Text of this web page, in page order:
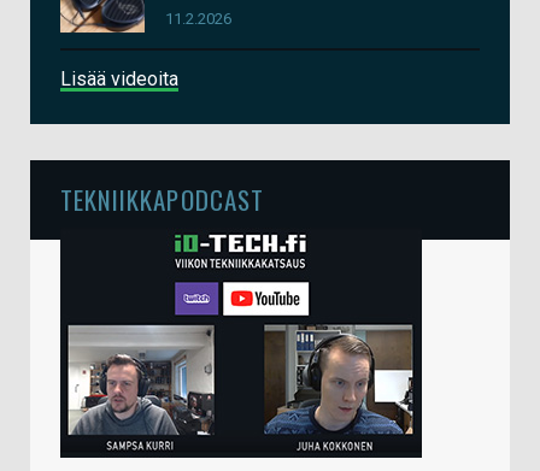
11.2.2026
Lisää videoita
TEKNIIKKAPODCAST